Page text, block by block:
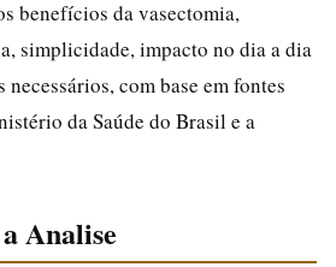
benefícios da vasectomia,
simplicidade, impacto no dia a dia
com base em fontes
da Saúde do Brasil e a
Analise